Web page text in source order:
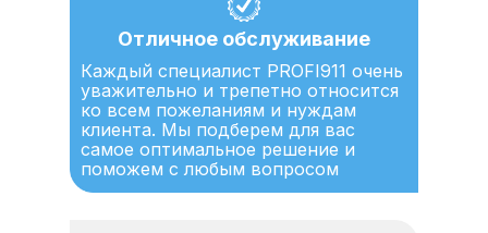
Отличное обслуживание
Каждый специалист PROFI911 очень
уважительно и трепетно относится
ко всем пожеланиям и нуждам
клиента. Мы подберем для вас
самое оптимальное решение и
поможем с любым вопросом